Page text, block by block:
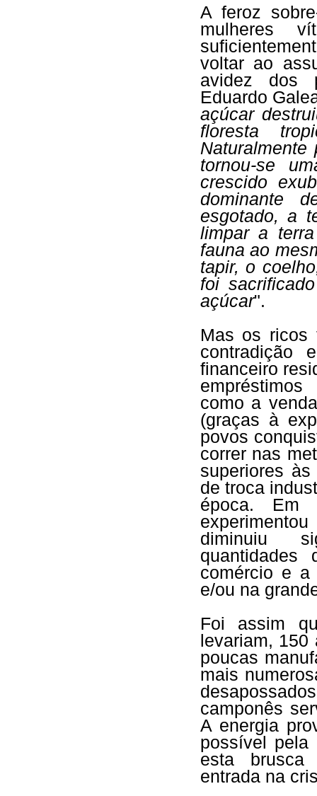
A feroz
mulheres
voltar ao
avidez dos
Eduardo
açúcar
floresta
tornou-se
crescido
dominante
esgotado, a
limpar a
fauna ao
tapir, o
foi
açúcar".
Mas os ricos
contradição
financeiro
como a
(graças à
povos
correr nas
superiores
de troca
época. Em
diminuiu
quantidades
comércio e a
e/ou na
Foi assim
levariam,
poucas
mais
camponês
A energia
possível pela
esta brusca
entrada na